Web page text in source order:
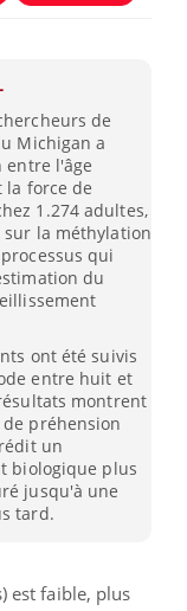
de
Michigan a
entre l'âge
la force de
1.274 adultes,
sur la méthylation
qui
du
ont été suivis
entre huit et
montrent
préhension
un
biologique plus
jusqu'à une
tard.
est faible, plus